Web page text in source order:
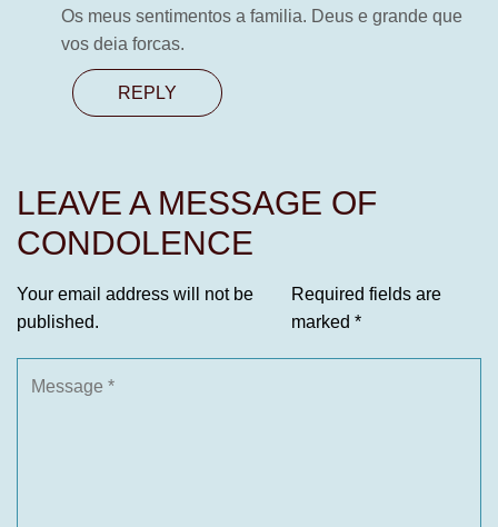
Os meus sentimentos a familia. Deus e grande que
vos deia forcas.
REPLY
LEAVE A MESSAGE OF
CONDOLENCE
Your email address will not be
published.
Required fields are
marked *